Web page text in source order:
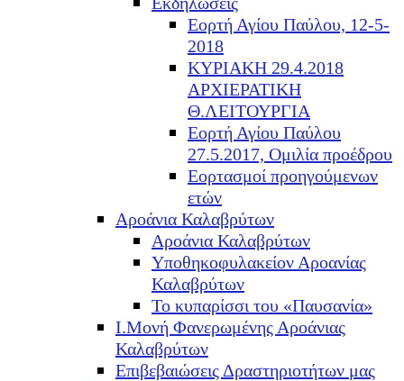
Εορτή Αγίου Παύλου, 12-5-
2018
ΚΥΡΙΑΚΗ 29.4.2018
ΑΡΧΙΕΡΑΤΙΚΗ
Θ.ΛΕΙΤΟΥΡΓΙΑ
Εορτή Αγίου Παύλου
27.5.2017, Ομιλία προέδρου
Εορτασμοί προηγούμενων
ετών
Αροάνια Καλαβρύτων
Αροάνια Καλαβρύτων
Υποθηκοφυλακείον Αροανίας
Καλαβρύτων
Το κυπαρίσσι του «Παυσανία»
Ι.Μονή Φανερωμένης Αροάνιας
Καλαβρύτων
Επιβεβαιώσεις Δραστηριοτήτων μας